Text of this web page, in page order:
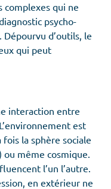
complexes qui ne
psycho-
Dépourvu d’outils, le
qui peut
interaction entre
est
la sphère sociale
même cosmique.
l’un l’autre.
en extérieur ne